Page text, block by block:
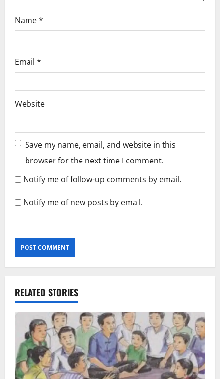
Name*
Email *
Website
Save my name, email, and website in this
browser for the next time I comment.
Notify me of follow-up comments by email.
Notify me of new posts by email.
RELATED STORIES